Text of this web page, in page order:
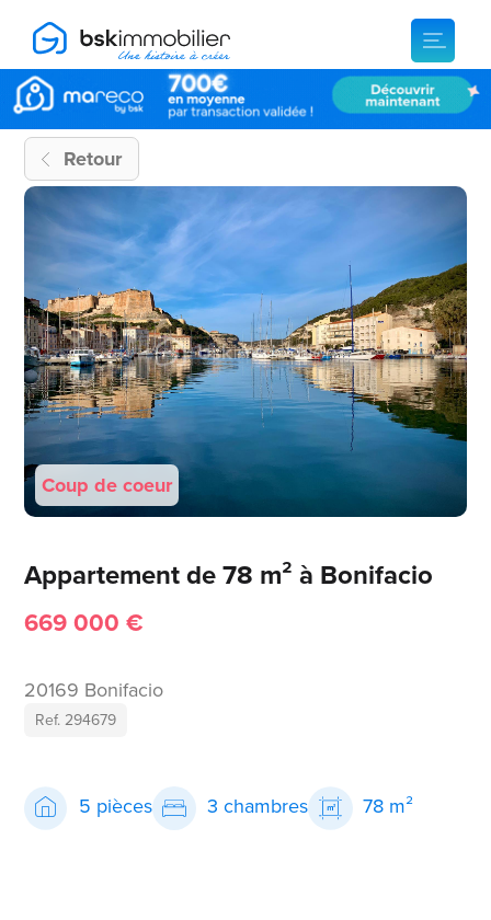
Retour
Coup de coeur
Appartement de 78 m² à Bonifacio
669 000 €
20169 Bonifacio
Ref. 294679
5 pièces 3 chambres 78 m²